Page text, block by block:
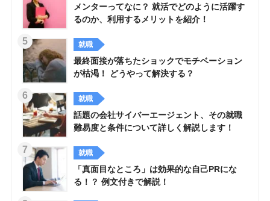
メンターってなに？ 就活でどのように活躍す
るのか、利用するメリットを紹介！
就職
最終面接が落ちたショックでモチベーション
が枯渇！ どうやって解決する？
就職
話題の会社サイバーエージェント、その就職
難易度と条件について詳しく解説します！
就職
「真面目なところ」は効果的な自己PRにな
る！？ 例文付きで解説！